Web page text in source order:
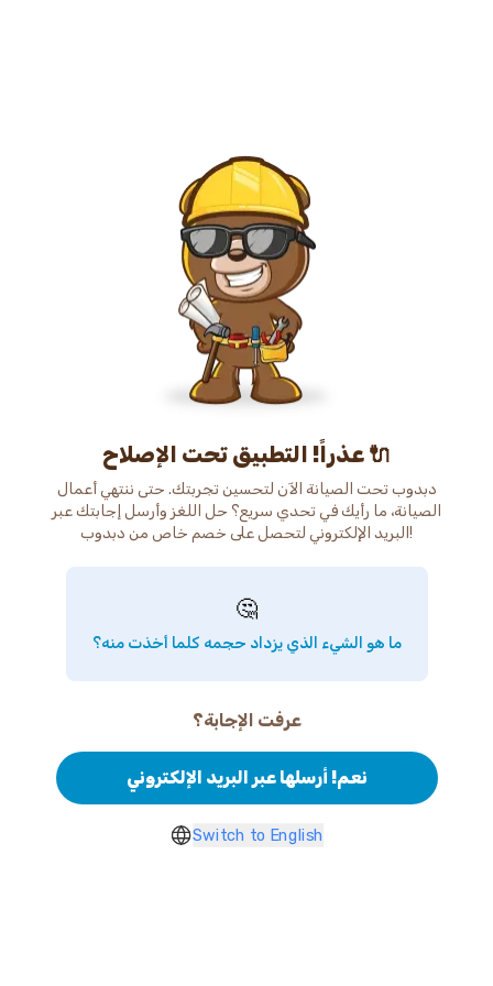
عذراً! التطبيق تحت الإصلاح 🔌
دبدوب تحت الصيانة الآن لتحسين تجربتك. حتى ننتهي أعمال
الصيانة، ما رأيك في تحدي سريع؟ حل اللغز وأرسل إجابتك عبر
البريد الإلكتروني لتحصل على خصم خاص من دبدوب!
🤔
ما هو الشيء الذي يزداد حجمه كلما أخذت منه؟
عرفت الإجابة؟
نعم! أرسلها عبر البريد الإلكتروني
Switch to English